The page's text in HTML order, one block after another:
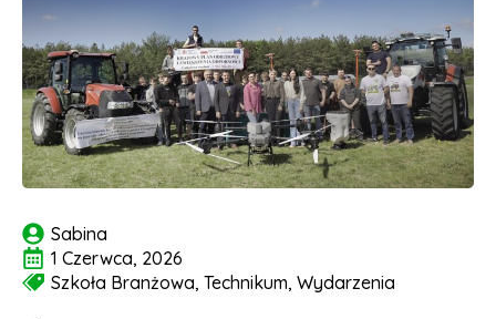
Sabina
1 Czerwca, 2026
Szkoła Branżowa Technikum Wydarzenia